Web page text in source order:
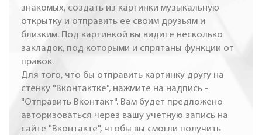
знакомых, создать из картинки музыкальную
открытку и отправить ее своим друзьям и
близким. Под картинкой вы видите несколько
закладок, под которыми и спрятаны функции от
правок.
Для того, что бы отправить картинку другу на
стенку "Вконтактке", нажмите на надпись -
"Отправить Вконтакт". Вам будет предложено
авторизоваться через вашу учетную запись на
сайте "Вконтакте", чтобы вы смогли получить